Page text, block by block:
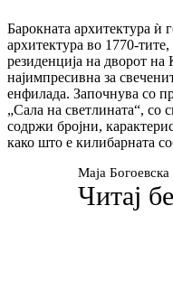
Барокната архитектура ѝ
архитектура во 1770-
резиденција на дворот
најимпресивна за
енфилада. Започнува со
„Сала на светлината“, со
содржи бројни,
како што е килибарната
Маја Богоевска
Читај бе